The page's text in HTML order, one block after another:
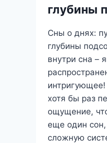
глубины
Сны о днях:
глубины
внутри сна –
хотя бы раз
ощущение,
еще один
сложную